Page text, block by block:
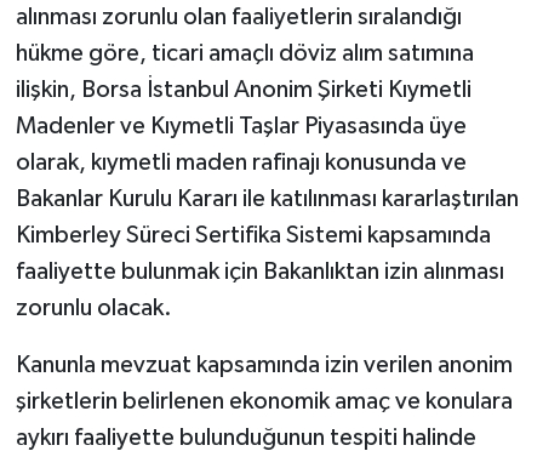
alınması zorunlu olan faaliyetlerin sıralandığı
hükme göre, ticari amaçlı döviz alım satımına
ilişkin, Borsa İstanbul Anonim Şirketi Kıymetli
Madenler ve Kıymetli Taşlar Piyasasında üye
olarak, kıymetli maden rafinajı konusunda ve
Bakanlar Kurulu Kararı ile katılınması kararlaştırılan
Kimberley Süreci Sertifika Sistemi kapsamında
faaliyette bulunmak için Bakanlıktan izin alınması
zorunlu olacak.
Kanunla mevzuat kapsamında izin verilen anonim
şirketlerin belirlenen ekonomik amaç ve konulara
aykırı faaliyette bulunduğunun tespiti halinde